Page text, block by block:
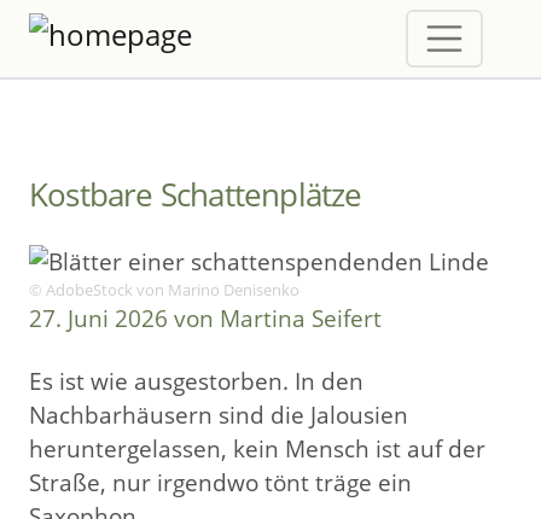
Kostbare Schattenplätze
© AdobeStock von Marino Denisenko
27. Juni 2026 von Martina Seifert
Es ist wie ausgestorben. In den
Nachbarhäusern sind die Jalousien
heruntergelassen, kein Mensch ist auf der
Straße, nur irgendwo tönt träge ein